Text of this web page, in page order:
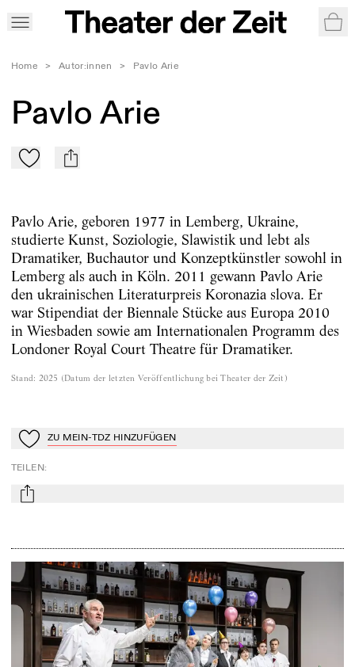
Home > Autor:innen > Pavlo Arie
Pavlo Arie
Zu Mein-TdZ hinzufügen
mail
Pavlo Arie, geboren 1977 in Lemberg, Ukraine,
studierte Kunst, Soziologie, Slawistik und lebt als
Dramatiker, Buchautor und Konzeptkünstler sowohl in
Lemberg als auch in Köln. 2011 gewann Pavlo Arie
den ukrainischen Literaturpreis Koronazia slova. Er
war Stipendiat der Biennale Stücke aus Europa 2010
in Wiesbaden sowie am Internationalen Programm des
Londoner Royal Court Theatre für Dramatiker.
Stand: 2025 (Datum der letzten Veröffentlichung bei Theater der Zeit )
Zu Mein-TdZ hinzufügen
ZU MEIN-TDZ HINZUFÜGEN
TEILEN:
mail